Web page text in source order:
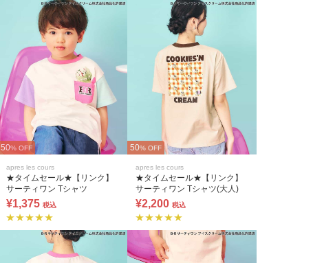
50% OFF
apres les cours
★タイムセール★【リンク】
サーティワン Tシャツ
¥1,375 税込
50% OFF
apres les cours
★タイムセール★【リンク】
サーティワン Tシャツ(大人)
¥2,200 税込